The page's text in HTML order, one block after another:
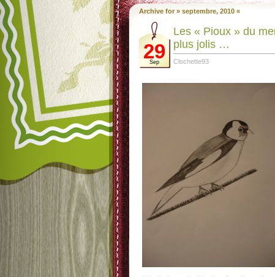
Archive for » septembre, 2010 «
29
Sep
Les « Pioux » du
plus jolis …
Clochette93